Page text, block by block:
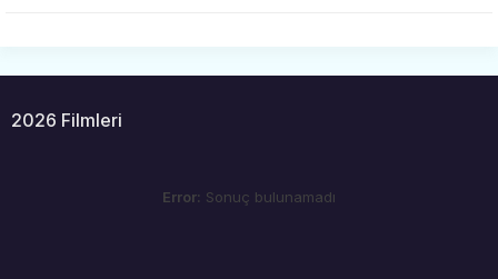
2026 Filmleri
Error: Sonuç bulunamadı